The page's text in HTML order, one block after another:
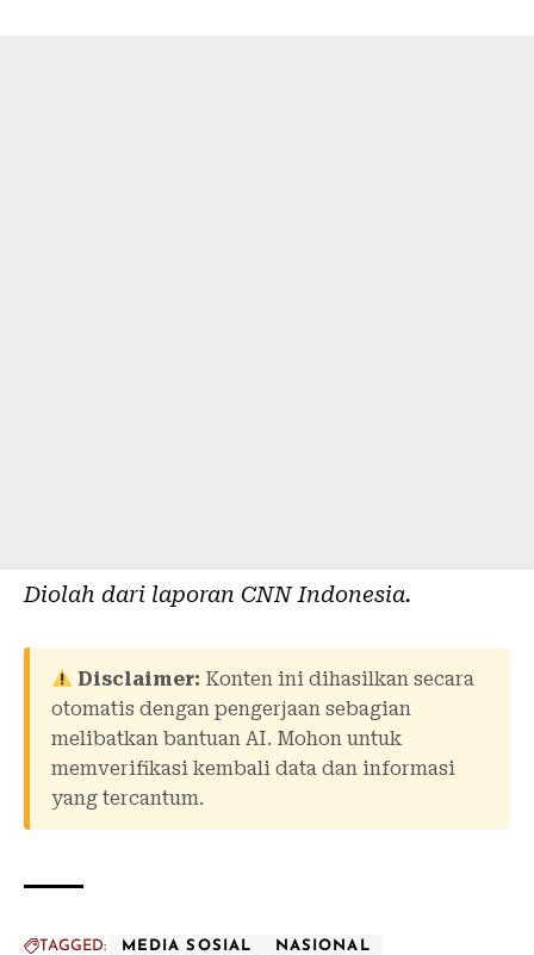
Diolah dari laporan CNN Indonesia.
Disclaimer: Konten ini dihasilkan secara
otomatis dengan pengerjaan sebagian
melibatkan bantuan AI. Mohon untuk
memverifikasi kembali data dan informasi
yang tercantum.
TAGGED: MEDIA SOSIAL
NASIONAL